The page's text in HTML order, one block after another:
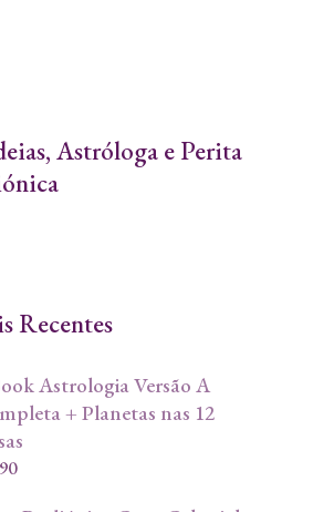
Astróloga e Perita
Recentes
Astrologia Versão A
+ Planetas nas 12